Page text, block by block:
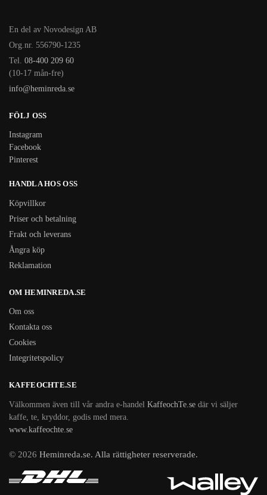
En del av Novodesign AB
Org.nr. 556790-1235
Tel. 08-400 209 60
(10-17 mån-fre)
info@heminreda.se
FÖLJ OSS
Instagram
Facebook
Pinterest
HANDLA HOS OSS
Köpvillkor
Priser och betalning
Frakt och leverans
Ångra köp
Reklamation
OM HEMINREDA.SE
Om oss
Kontakta oss
Cookies
Integritetspolicy
KAFFEOCHTE.SE
Välkommen även till vår andra e-handel KaffeochTe.se där vi säljer
kaffe, te, kryddor, godis med mera.
www.kaffeochte.se
© 2026 Heminreda.se. Alla rättigheter reserverade.